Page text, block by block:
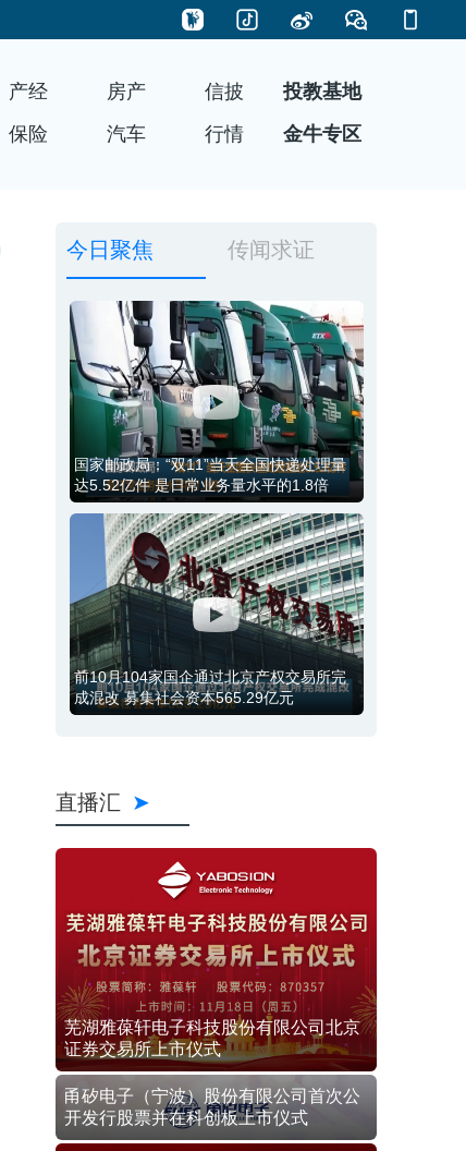
产经 房产 信披
投教基地
保险 汽车 行情 金牛专区
今日聚焦 传闻求证
国家邮政局：“双11”当天全国快递处理量
达5.52亿件 是日常业务量水平的1.8倍
前10月104家国企通过北京产权交易所完
成混改 募集社会资本565.29亿元
直播汇
芜湖雅葆轩电子科技股份有限公司北京
证券交易所上市仪式
甬矽电子（宁波）股份有限公司首次公
开发行股票并在科创板上市仪式